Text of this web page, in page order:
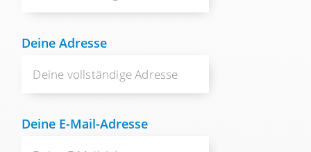
Deine Adresse
Deine E-Mail-Adresse